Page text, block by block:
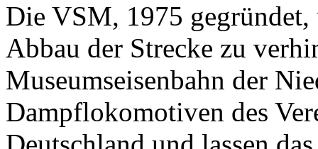
Die VSM, 1975
Abbau der Strecke zu
Museumseisenbahn der
Dampflokomotiven des